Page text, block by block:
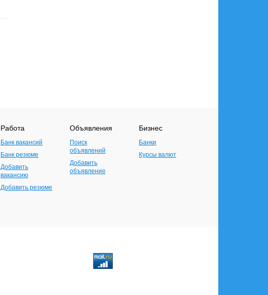
Работа
Банк вакансий
Банк резюме
Добавить
вакансию
Добавить резюме
Объявления
Поиск
объявлений
Добавить
объявление
Бизнес
Банки
Курсы валют